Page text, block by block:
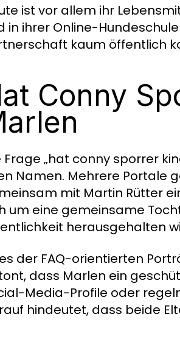
ist vor allem ihr
in ihrer Online-
kaum öffentlich
Conny
Frage „hat conny sporrer
Namen. Mehrere Portale
mit Martin Rütter
um eine gemeinsame
herausgehalten
der FAQ-orientierten
dass Marlen ein
Media-Profile oder
hindeutet, dass beide